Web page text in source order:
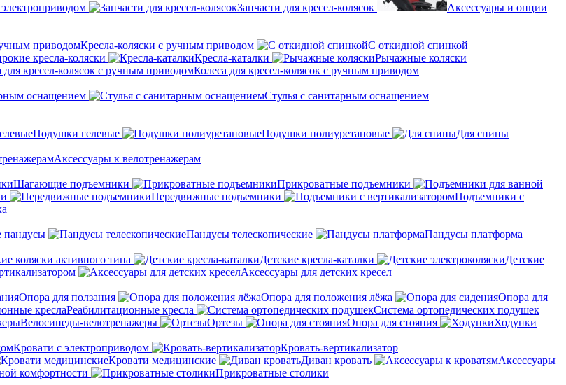
электроприводом Запчасти для кресел-колясок
Аксессуары и опции
Кресла-коляски с ручным приводом
С откидной спинкой
кресла-коляски Кресла-каталки
Рычажные коляски
Колеса для кресел-колясок с ручным приводом
оснащением
Стулья с санитарным оснащением
Подушки гелевые Подушки полиуретановые
Для спины
Аксессуары к велотренажерам
Шагающие подъемники
Прикроватные подъемники
Передвижные подъемники
Подъемники с
пандусы Пандусы телескопические
Пандусы платформа
коляски активного типа Детские кресла-каталки
Детские
Аксессуары для детских кресел
Опора для ползания Опора для положения лёжа
Опора для
Реабилитационные кресла
Система ортопедических подушек
Велосипеды-велотренажеры Ортезы Опора для стояния
Ходунки
Кровати с электроприводом
Кровать-вертикализатор
Кровати медицинские Диван кровать
Аксессуары
комфортности
Прикроватные столики